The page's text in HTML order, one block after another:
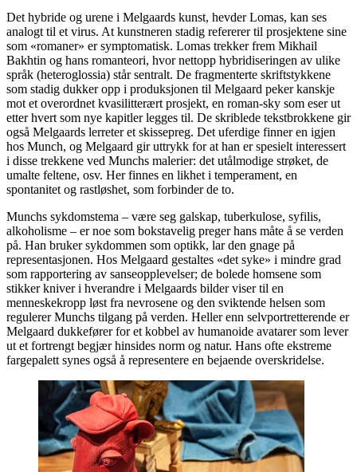
Det hybride og urene i Melgaards kunst, hevder Lomas, kan ses
analogt til et virus. At kunstneren stadig refererer til prosjektene sine
som «romaner» er symptomatisk. Lomas trekker frem Mikhail
Bakhtin og hans romanteori, hvor nettopp hybridiseringen av ulike
språk (heteroglossia) står sentralt. De fragmenterte skriftstykkene
som stadig dukker opp i produksjonen til Melgaard peker kanskje
mot et overordnet kvasilitterært prosjekt, en roman-sky som eser ut
etter hvert som nye kapitler legges til. De skriblede tekstbrokkene gir
også Melgaards lerreter et skissepreg. Det uferdige finner en igjen
hos Munch, og Melgaard gir uttrykk for at han er spesielt interessert
i disse trekkene ved Munchs malerier: det utålmodige strøket, de
umalte feltene, osv. Her finnes en likhet i temperament, en
spontanitet og rastløshet, som forbinder de to.
Munchs sykdomstema – være seg galskap, tuberkulose, syfilis,
alkoholisme – er noe som bokstavelig preger hans måte å se verden
på. Han bruker sykdommen som optikk, lar den gnage på
representasjonen. Hos Melgaard gestaltes «det syke» i mindre grad
som rapportering av sanseopplevelser; de bolede homsene som
stikker kniver i hverandre i Melgaards bilder viser til en
menneskekropp løst fra nevrosene og den sviktende helsen som
regulerer Munchs tilgang på verden. Heller enn selvportretterende er
Melgaard dukkefører for et kobbel av humanoide avatarer som lever
ut et fortrengt begjær hinsides norm og natur. Hans ofte ekstreme
fargepalett synes også å representere en bejaende overskridelse.